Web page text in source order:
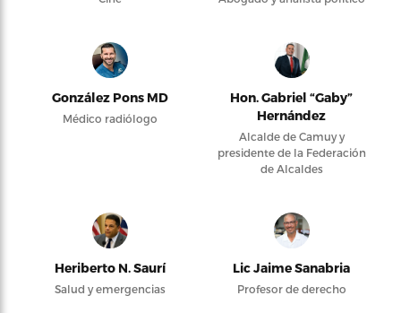
González Pons MD
Médico radiólogo
Hon. Gabriel “Gaby”
Hernández
Alcalde de Camuy y
presidente de la Federación
de Alcaldes
Heriberto N. Saurí
Salud y emergencias
Lic Jaime Sanabria
Profesor de derecho